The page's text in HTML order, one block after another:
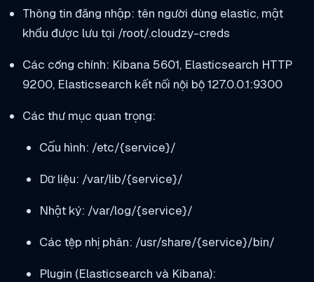
Thông tin đăng nhập: tên người dùng elastic, mật
khẩu được lưu tại /root/.cloudzy-creds
Các cổng chính: Kibana 5601, Elasticsearch HTTP
9200, Elasticsearch kết nối nội bộ127.0.0.1:9300
Các thư mục quan trọng:
Cấu hình: /etc/{service}/
Dữ liệu: /var/lib/{service}/
Nhật ký: /var/log/{service}/
Các tệp nhị phân: /usr/share/{service}/bin/
Plugin (Elasticsearch và Kibana):